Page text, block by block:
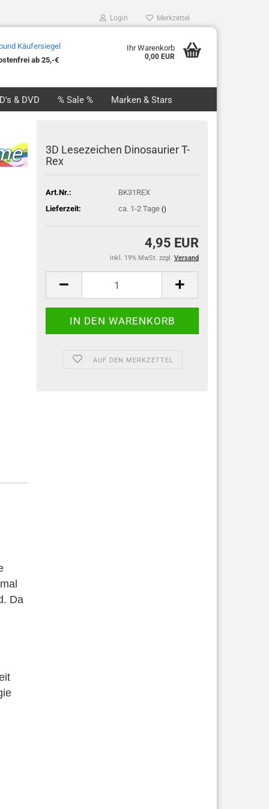
Login Merkzettel
ab 25,-€
Ihr Warenkorb
0,00 EUR
& DVD % Sale % Marken & Stars
3D Lesezeichen Dinosaurier T-
Rex
Art.Nr.:
BK31REX
Lieferzeit:
ca. 1-2 Tage()
4,95 EUR
inkl. 19% MwSt. zzgl. Versand
AUF DEN MERKZETTEL
Da